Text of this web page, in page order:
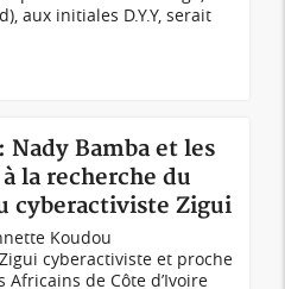
aux initiales D.Y.Y, serait
Bamba et les
la recherche du
cyberactiviste Zigui
Koudou
cyberactiviste et proche
Africains de Côte d’Ivoire